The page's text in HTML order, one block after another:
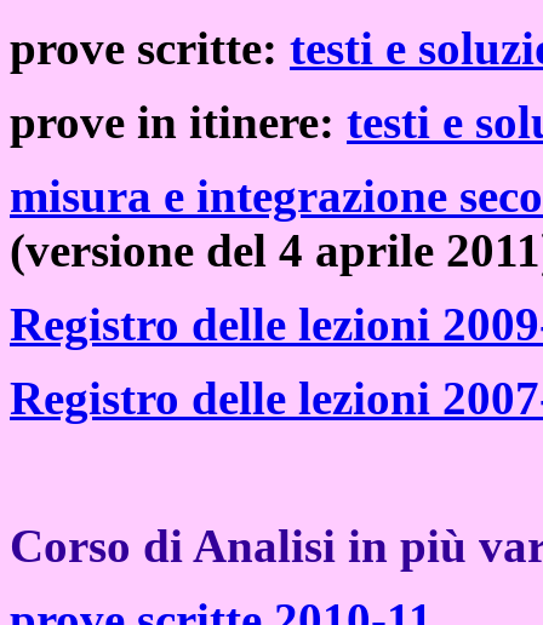
prove scritte: testi e
prove in itinere: testi e
misura e integrazione
(versione del 4 aprile
Registro delle lezioni
Registro delle lezioni
Corso di Analisi in più